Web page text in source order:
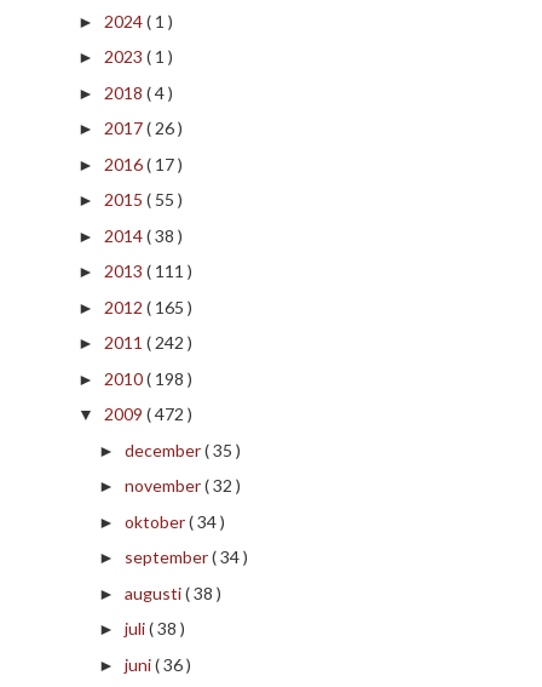
► 2024( 1 )
► 2023 ( 1 )
► 2018 ( 4 )
► 2017( 26 )
► 2016( 17 )
► 2015 ( 55 )
► 2014( 38 )
► 2013 ( 111 )
► 2012 ( 165 )
► 2011 ( 242 )
► 2010( 198 )
▼ 2009 ( 472 )
► december( 35 )
► november( 32 )
► oktober( 34 )
► september( 34 )
► augusti( 38 )
► juli( 38 )
► juni( 36 )